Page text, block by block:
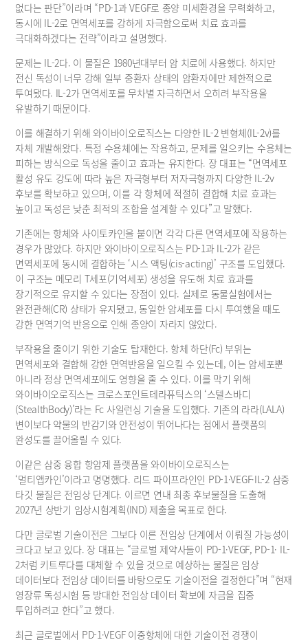
없다는 판단”이라며 “PD-1과 VEGF로 종양 미세환경을 무력화하고,
동시에 IL-2로 면역세포를 강하게 자극함으로써 치료 효과를
극대화하겠다는 전략”이라고 설명했다.
문제는 IL-2다. 이 물질은 1980년대부터 암 치료에 사용했다. 하지만
전신 독성이 너무 강해 일부 중환자 상태의 암환자에만 제한적으로
투여됐다. IL-2가 면역세포를 무차별 자극하면서 오히려 부작용을
유발하기 때문이다.
이를 해결하기 위해 와이바이오로직스는 다양한 IL-2 변형체(IL-2v)를
자체 개발해왔다. 특정 수용체에는 작용하고, 문제를 일으키는 수용체는
피하는 방식으로 독성을 줄이고 효과는 유지한다. 장 대표는 “면역세포
활성 유도 강도에 따라 높은 자극형부터 저자극형까지 다양한 IL-2v
후보를 확보하고 있으며, 이를 각 항체에 적절히 결합해 치료 효과는
높이고 독성은 낮춘 최적의 조합을 설계할 수 있다”고 말했다.
기존에는 항체와 사이토카인을 붙이면 각각 다른 면역세포에 작용하는
경우가 많았다. 하지만 와이바이오로직스는 PD-1과 IL-2가 같은
면역세포에 동시에 결합하는 ‘시스 액팅(cis-acting)’ 구조를 도입했다.
이 구조는 메모리 T세포(기억세포) 생성을 유도해 치료 효과를
장기적으로 유지할 수 있다는 장점이 있다. 실제로 동물실험에서는
완전관해(CR) 상태가 유지됐고, 동일한 암세포를 다시 투여했을 때도
강한 면역기억 반응으로 인해 종양이 자라지 않았다.
부작용을 줄이기 위한 기술도 탑재한다. 항체 하단(Fc) 부위는
면역세포와 결합해 강한 면역반응을 일으킬 수 있는데, 이는 암세포뿐
아니라 정상 면역세포에도 영향을 줄 수 있다. 이를 막기 위해
와이바이오로직스는 크로스포인트테라퓨틱스의 ‘스텔스바디
(StealthBody)’라는 Fc 사일런싱 기술을 도입했다. 기존의 라라(LALA)
변이보다 약물의 반감기와 안전성이 뛰어나다는 점에서 플랫폼의
완성도를 끌어올릴 수 있다.
이같은 삼중 융합 항암제 플랫폼을 와이바이오로직스는
‘멀티앱카인’이라고 명명했다. 리드 파이프라인인 PD-1·VEGF·IL-2 삼중
타깃 물질은 전임상 단계다. 이르면 연내 최종 후보물질을 도출해
2027년 상반기 임상시험계획(IND) 제출을 목표로 한다.
다만 글로벌 기술이전은 그보다 이른 전임상 단계에서 이뤄질 가능성이
크다고 보고 있다. 장 대표는 “글로벌 제약사들이 PD-1·VEGF, PD-1· IL-
2처럼 키트루다를 대체할 수 있을 것으로 예상하는 물질은 임상
데이터보다 전임상 데이터를 바탕으로도 기술이전을 결정한다”며 “현재
영장류 독성시험 등 방대한 전임상 데이터 확보에 자금을 집중
투입하려고 한다”고 했다.
최근 글로벌에서 PD‑1·VEGF 이중항체에 대한 기술이전 경쟁이